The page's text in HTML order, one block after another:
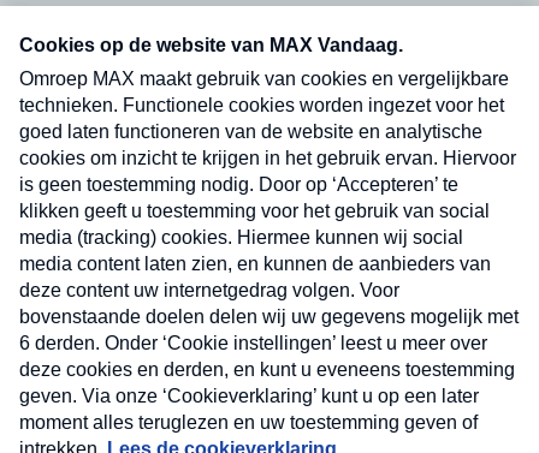
Neem hier een gratis abonnement op onze
nieuwsbrief. Elke vrijdag- en dinsdagochtend in
uw mailbox.
Verzend
Nieuwsbrief
Neem hier een gratis abonnement op onze
nieuwsbrief. Elke vrijdag- en dinsdagochtend in uw